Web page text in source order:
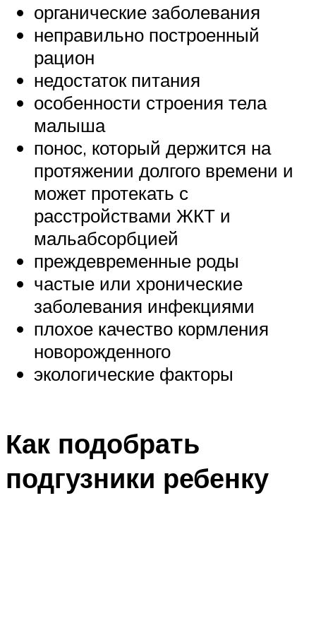
органические заболевания
неправильно построенный
рацион
недостаток питания
особенности строения тела
малыша
понос, который держится на
протяжении долгого времени и
может протекать с
расстройствами ЖКТ и
мальабсорбцией
преждевременные роды
частые или хронические
заболевания инфекциями
плохое качество кормления
новорожденного
экологические факторы
Как подобрать
подгузники ребенку